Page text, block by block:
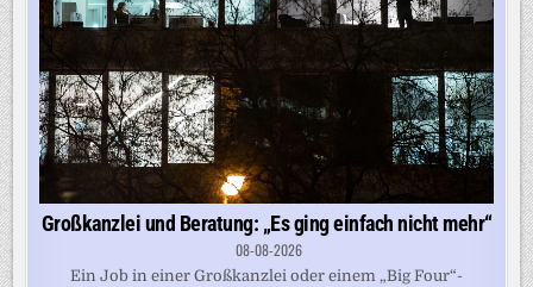
Großkanzlei und Beratung: „Es ging einfach nicht mehr“
08-08-2026
Ein Job in einer Großkanzlei oder einem „Big Four“-